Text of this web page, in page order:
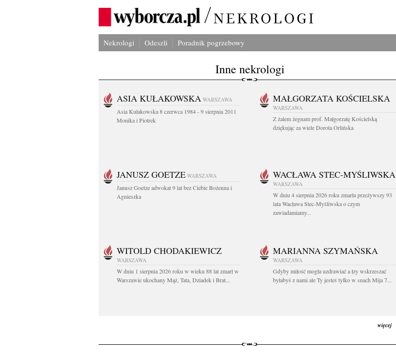
Nekrologi Odeszli Poradnik pogrzebowy
Inne nekrologi
ASIA KUŁAKOWSKA WARSZAWA
Asia Kułakowska 8 czerwca 1984 - 9 sierpnia 2011
Monika i Piotrek
MAŁGORZATA KOŚCIELSKA
WARSZAWA
Z żalem żegnam prof. Małgorzatę Kościelską
dziękując za wiele Dorota Orlińska
JANUSZ GOETZE WARSZAWA
Janusz Goetze adwokat 9 lat bez Ciebie Bożenna i
Agnieszka
WACŁAWA STEC-MYŚLIWSKA
WARSZAWA
W dniu 4 sierpnia 2026 roku zmarła przeżywszy 93
lata Wacława Stec-Myśliwska o czym
zawiadamiamy...
WITOLD CHODAKIEWICZ
WARSZAWA
W dniu 1 sierpnia 2026 roku w wieku 88 lat zmarł w
Warszawie ukochany Mąż, Tata, Dziadek i Brat...
MARIANNA SZYMAŃSKA
WARSZAWA
Gdyby miłość mogła uzdrawiać a łzy wskrzeszać
byłabyś z nami ale Ty jesteś tylko w snach Mija 7...
więcej